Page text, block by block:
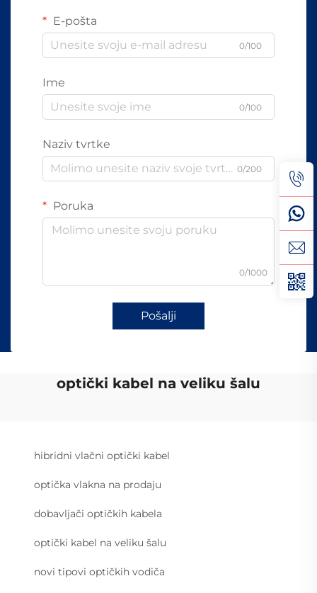
E-pošta
0/100
Ime
0/100
Naziv tvrtke
0/200
Poruka
0/1000
Pošalji
optički kabel na veliku šalu
hibridni vlačni optički kabel
optička vlakna na prodaju
dobavljači optičkih kabela
optički kabel na veliku šalu
novi tipovi optičkih vodiča